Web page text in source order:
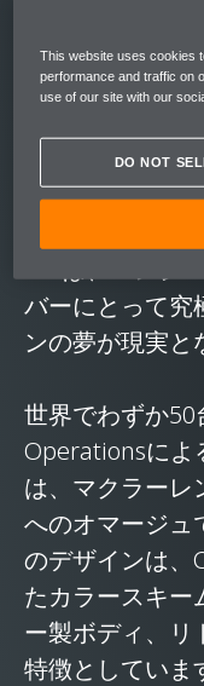
60年代半ばか
たカナディア
観なモーター
す。エンジン
そして斬新な
バーにとって究
ンの夢が現実と
世界でわずか50
Operationsによ
は、マクラーレ
へのオマージュ
のデザインは、
たカラースキー
ー製ボディ、リ
特徴としていま
This website uses cookies
performance and traffic on
use of our site with our
DO NOT